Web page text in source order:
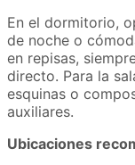
En el dormitorio,
de noche o
en repisas,
directo. Para la
esquinas o
auxiliares.
Ubicaciones